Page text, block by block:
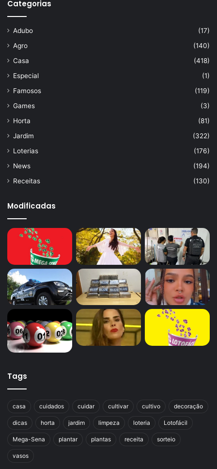
Categorias
Adubo
(17)
Agro
(140)
Casa
(418)
Especial
(1)
Famosos
(119)
Games
(3)
Horta
(81)
Jardim
(322)
Loterias
(176)
News
(194)
Receitas
(130)
Modificadas
Tags
casa cuidados cuidar cultivar cultivo decoração
dicas horta jardim limpeza loteria Lotofácil
Mega-Sena plantar plantas receita sorteio
vasos